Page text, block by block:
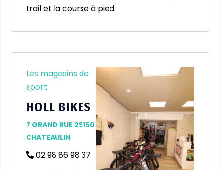
trail et la course à pied.
Les magasins de
sport
HOLL BIKES
7 GRAND RUE 29150
CHATEAULIN
02 98 86 98 37